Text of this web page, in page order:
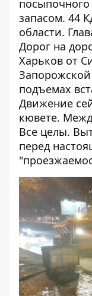
запасом. 44
области.
Дорог на
Харьков от
подъемах
Движение
кювете.
Все целы.
перед